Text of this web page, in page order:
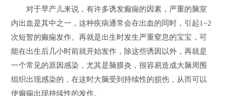
对于早产儿来说，有许多诱发癫痫的因素，严重的脑室
内出血是其中之一，这种疾病通常会在出血的同时，引起1~2
次短暂的癫痫发作。再就是出生时发生严重窒息的宝宝，可
能在出生后几小时前就开始发作，除这些诱因以外，再就是
一个常见的原因感染，尤其是脑膜炎，很容易造成大脑周围
组织出现感染的，在这时大脑受到持续性的损伤，从而可以
使癫痫出现持续性的发作。